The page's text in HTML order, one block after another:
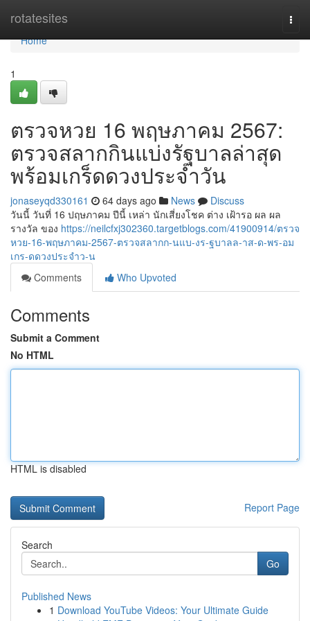
rotatesites
Home
Home
1
ตรวจหวย 16 พฤษภาคม 2567:
ตรวจสลากกินแบ่งรัฐบาลล่าสุด
พร้อมเกร็ดดวงประจำวัน
jonaseyqd330161 64 days ago News
Discuss
วันนี้ วันที่ 16 ปฤษภาคม ปีนี้ เหล่า นักเสี่ยงโชค ต่าง เฝ้ารอ ผล ผล
รางวัล ของ https://neilcfxj302360.targetblogs.com/41900914/ตรวจ
หวย-16-พฤษภาคม-2567-ตรวจสลากก-นแบ-งร-ฐบาลล-าส-ด-พร-อม
เกร-ดดวงประจำว-น
Comments
Who Upvoted
Comments
Submit a Comment
No HTML
HTML is disabled
Report Page
Search
Go
Published News
1 Download YouTube Videos: Your Ultimate Guide